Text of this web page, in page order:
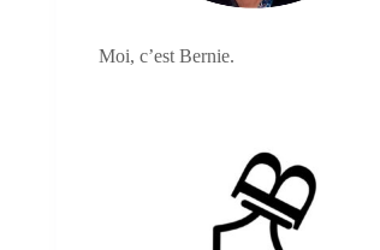
Moi, c’est Bernie.